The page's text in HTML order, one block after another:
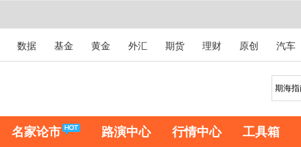
数据 基金 黄金 外汇 期货 理财 原创 汽车
名家论市 路演中心 行情中心 工具箱